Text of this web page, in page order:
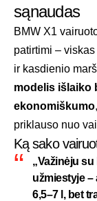
sąnaudas
BMW X1
patirtimi –
ir kasdienio
modelis išlaiko
ekonomiškumo
priklauso nuo
Ką sako
„Važinėju su
užmiestyje –
6,5–7 l, bet